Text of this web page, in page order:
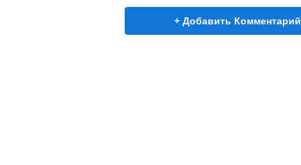
+ Добавить Комментарий